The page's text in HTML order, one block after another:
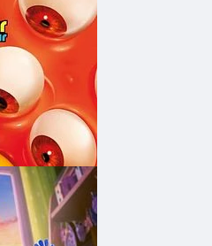
2026
2026